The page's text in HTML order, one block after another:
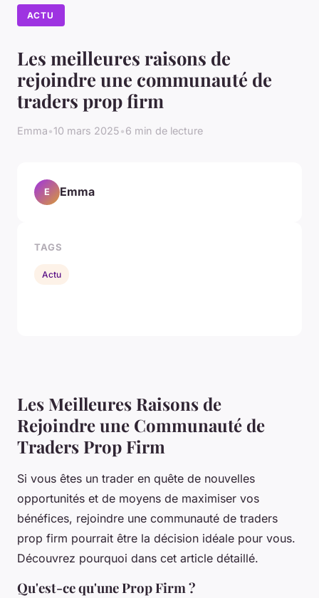
ACTU
Les meilleures raisons de
rejoindre une communauté de
traders prop firm
Emma•10 mars 2025•6 min de lecture
Les Meilleures Raisons de
Rejoindre une Communauté de
Traders Prop Firm
Si vous êtes un trader en quête de nouvelles
opportunités et de moyens de maximiser vos
bénéfices, rejoindre une communauté de traders
prop firm pourrait être la décision idéale pour vous.
Découvrez pourquoi dans cet article détaillé.
Qu'est-ce qu'une Prop Firm ?
E Emma
TAGS
Actu